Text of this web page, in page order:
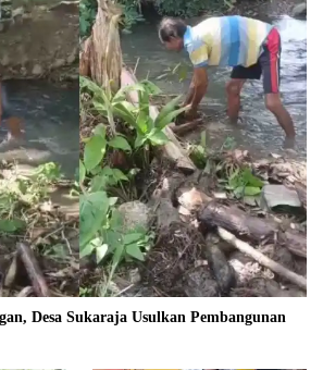
Desa Sukaraja Usulkan Pembangunan